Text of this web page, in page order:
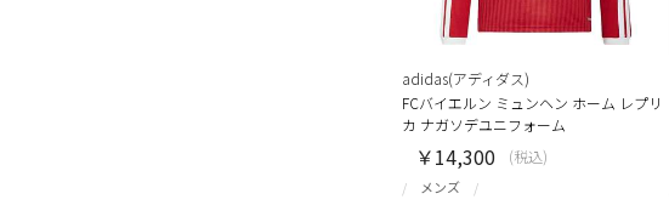
adidas(アディダス)
FCバイエルン ミュンヘン ホーム レプリ
カ ナガソデユニフォーム
メンズ
￥14,300 (税込)